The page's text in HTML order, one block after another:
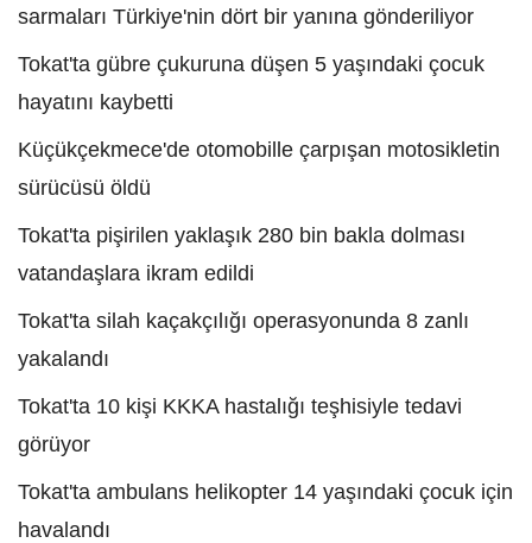
sarmaları Türkiye'nin dört bir yanına gönderiliyor
Tokat'ta gübre çukuruna düşen 5 yaşındaki çocuk
hayatını kaybetti
Küçükçekmece'de otomobille çarpışan motosikletin
sürücüsü öldü
Tokat'ta pişirilen yaklaşık 280 bin bakla dolması
vatandaşlara ikram edildi
Tokat'ta silah kaçakçılığı operasyonunda 8 zanlı
yakalandı
Tokat'ta 10 kişi KKKA hastalığı teşhisiyle tedavi
görüyor
Tokat'ta ambulans helikopter 14 yaşındaki çocuk için
havalandı